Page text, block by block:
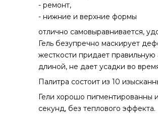
- ремонт,
- нижние и верхние формы
отлично самовыравнивается,
Гель безупречно маскирует
жесткости придает
длиной, не дает усадки во
Палитра состоит из 10
Гели хорошо пигментированны
секунд, без теплового эффекта.